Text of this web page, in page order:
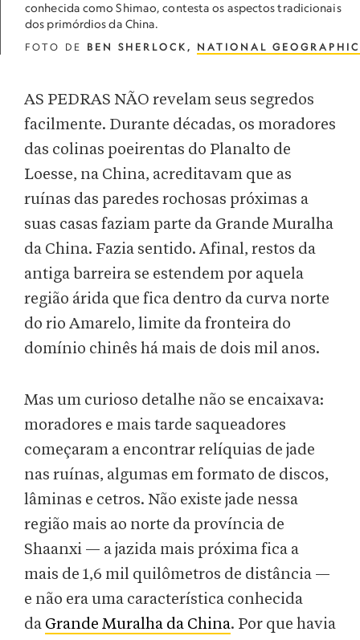
conhecida como Shimao, contesta os aspectos tradicionais
dos primórdios da China.
FOTO DE BEN SHERLOCK, NATIONAL GEOGRAPHIC
AS PEDRAS NÃO revelam seus segredos
facilmente. Durante décadas, os moradores
das colinas poeirentas do Planalto de
Loesse, na China, acreditavam que as
ruínas das paredes rochosas próximas a
suas casas faziam parte da Grande Muralha
da China. Fazia sentido. Afinal, restos da
antiga barreira se estendem por aquela
região árida que fica dentro da curva norte
do rio Amarelo, limite da fronteira do
domínio chinês há mais de dois mil anos.
Mas um curioso detalhe não se encaixava:
moradores e mais tarde saqueadores
começaram a encontrar relíquias de jade
nas ruínas, algumas em formato de discos,
lâminas e cetros. Não existe jade nessa
região mais ao norte da província de
Shaanxi — a jazida mais próxima fica a
mais de 1,6 mil quilômetros de distância —
e não era uma característica conhecida
da Grande Muralha da China. Por que havia